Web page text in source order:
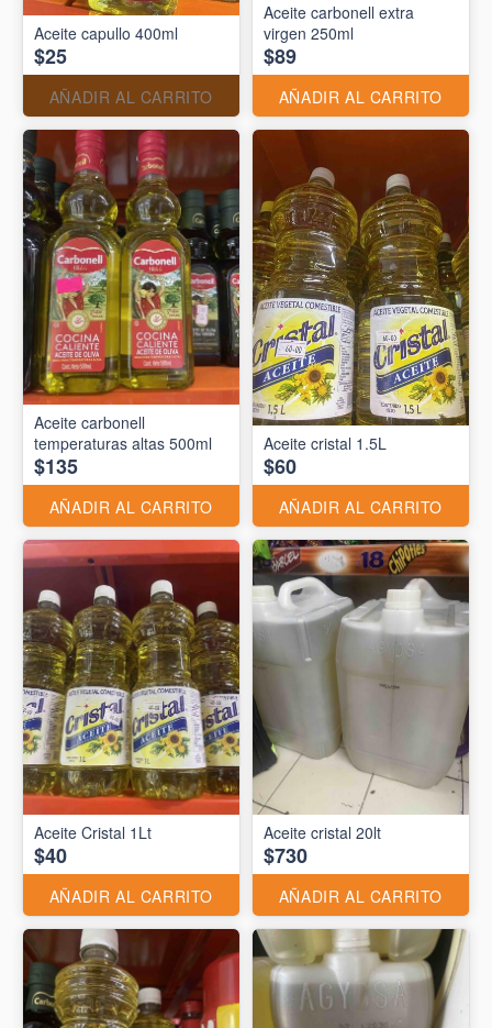
Aceite capullo 400ml
$25
AÑADIR AL CARRITO
Aceite carbonell extra
virgen 250ml
$89
AÑADIR AL CARRITO
Aceite carbonell
temperaturas altas 500ml
$135
AÑADIR AL CARRITO
Aceite cristal 1.5L
$60
AÑADIR AL CARRITO
Aceite Cristal 1Lt
$40
AÑADIR AL CARRITO
Aceite cristal 20lt
$730
AÑADIR AL CARRITO